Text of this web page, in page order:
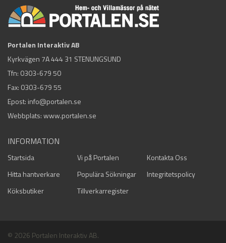
Portalen Interaktiv AB
Kyrkvägen 7A 444 31 STENUNGSUND
Tfn: 0303-679 50
Fax: 0303-679 55
Epost: info@portalen.se
Webbplats: www.portalen.se
INFORMATION
Startsida Vi på Portalen
Kontakta Oss
Hitta hantverkare
Populära Sökningar
Integritetspolicy
Köksbutiker
Tillverkarregister
© 2026 Portalen Interaktiv AB.